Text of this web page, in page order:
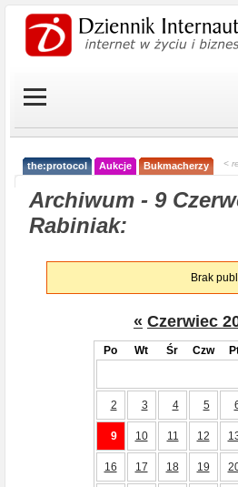
the:protocol Aukcje Bukmacherzy <
Archiwum - 9
Rabiniak:
Brak
« Czerwiec
Po Wt Śr Czw
2 3 4 5
9 10 11 12
16 17 18 19